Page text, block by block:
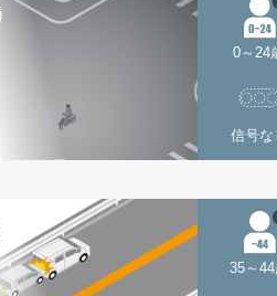
0～24
信号な
35～